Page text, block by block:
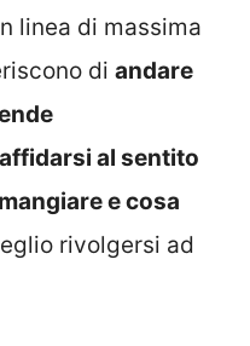
linea di massima
di andare
al sentito
e cosa
rivolgersi ad